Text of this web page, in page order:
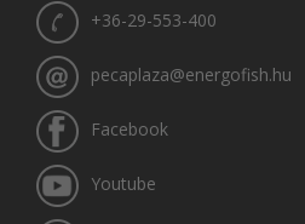
+36-29-553-400
pecaplaza@energofish.hu
Facebook
Youtube